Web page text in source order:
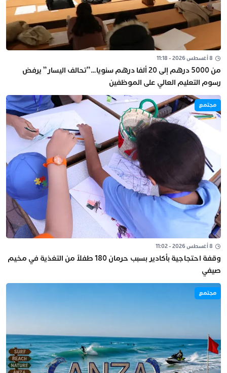
8 أغسطس 2026 - 11:18
من 5000 درهم إلى 20 ألفا درهم سنويا…”تحالف اليسار” يرفض
رسوم التعليم العالي على الموظفين
مجتمع
8 أغسطس 2026 - 11:02
وقفة احتجاجية بأكادير بسبب حرمان 180 طفلاً من التغذية في مخيم
صيفي
مجتمع